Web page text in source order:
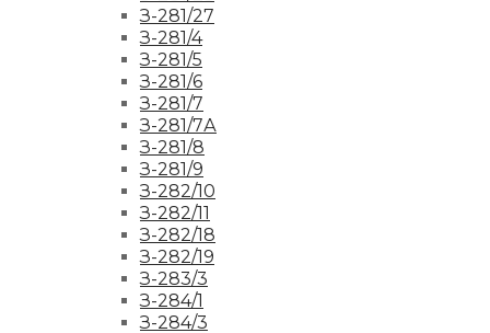
З-281/27
З-281/4
З-281/5
З-281/6
З-281/7
З-281/7А
З-281/8
З-281/9
З-282/10
З-282/11
З-282/18
З-282/19
З-283/3
З-284/1
З-284/3